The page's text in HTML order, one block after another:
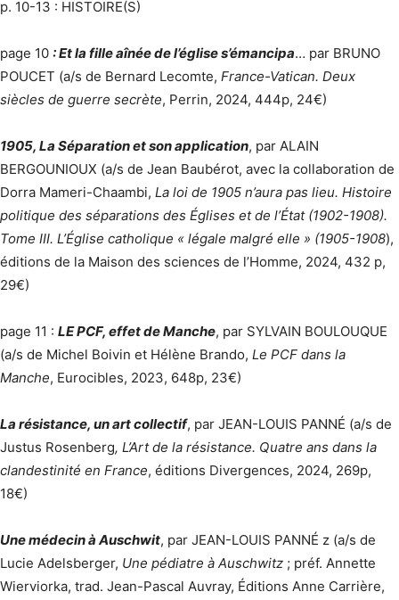
p. 10-13 : HISTOIRE(S)
page 10 : Et la fille aînée de l’église s’émancipa… par BRUNO
POUCET (a/s de Bernard Lecomte, France-Vatican. Deux
siècles de guerre secrète, Perrin, 2024, 444p, 24€)
1905, La Séparation et son application, par ALAIN
BERGOUNIOUX (a/s de Jean Baubérot, avec la collaboration de
Dorra Mameri-Chaambi, La loi de 1905 n’aura pas lieu. Histoire
politique des séparations des Églises et de l’État (1902-1908).
Tome III. L’Église catholique « légale malgré elle » (1905-1908),
éditions de la Maison des sciences de l’Homme, 2024, 432 p,
29€)
page 11 : LE PCF, effet de Manche, par SYLVAIN BOULOUQUE
(a/s de Michel Boivin et Hélène Brando, Le PCF dans la
Manche, Eurocibles, 2023, 648p, 23€)
La résistance, un art collectif, par JEAN-LOUIS PANNÉ (a/s de
Justus Rosenberg, L’Art de la résistance. Quatre ans dans la
clandestinité en France, éditions Divergences, 2024, 269p,
18€)
Une médecin à Auschwit, par JEAN-LOUIS PANNÉ z (a/s de
Lucie Adelsberger, Une pédiatre à Auschwitz ; préf. Annette
Wierviorka, trad. Jean-Pascal Auvray, Éditions Anne Carrière,